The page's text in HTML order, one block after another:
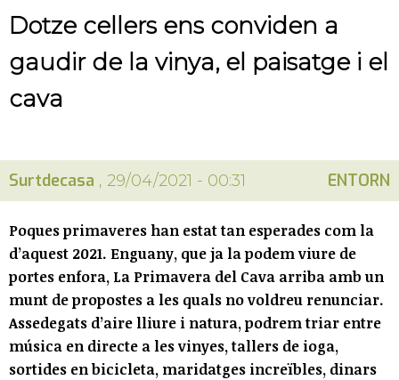
Dotze cellers ens conviden a
gaudir de la vinya, el paisatge i el
cava
Surtdecasa , 29/04/2021 - 00:31 ENTORN
Poques primaveres han estat tan esperades com la
d’aquest 2021. Enguany, que ja la podem viure de
portes enfora, La Primavera del Cava arriba amb un
munt de propostes a les quals no voldreu renunciar.
Assedegats d’aire lliure i natura, podrem triar entre
música en directe a les vinyes, tallers de ioga,
sortides en bicicleta, maridatges increïbles, dinars